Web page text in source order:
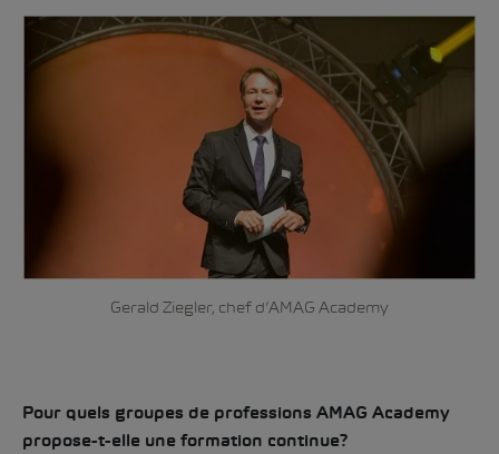
Gerald Ziegler, chef d’AMAG Academy
Pour quels groupes de professions AMAG Academy
propose-t-elle une formation continue?